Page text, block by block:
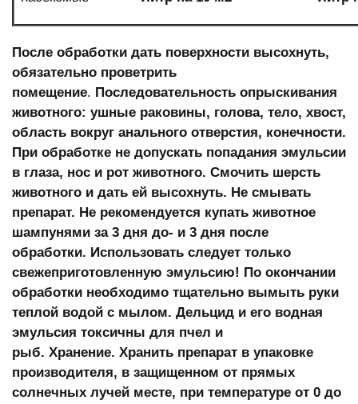
После обработки дать поверхности высохнуть,
обязательно проветрить
помещение. Последовательность опрыскивания
животного: ушные раковины, голова, тело, хвост,
область вокруг анального отверстия, конечности.
При обработке не допускать попадания эмульсии
в глаза, нос и рот животного. Смочить шерсть
животного и дать ей высохнуть. Не смывать
препарат. Не рекомендуется купать животное
шампунями за 3 дня до- и 3 дня после
обработки. Использовать следует только
свежеприготовленную эмульсию! По окончании
обработки необходимо тщательно вымыть руки
теплой водой с мылом. Дельцид и его водная
эмульсия токсичны для пчел и
рыб. Хранение. Хранить препарат в упаковке
производителя, в защищенном от прямых
солнечных лучей месте, при температуре от 0 до